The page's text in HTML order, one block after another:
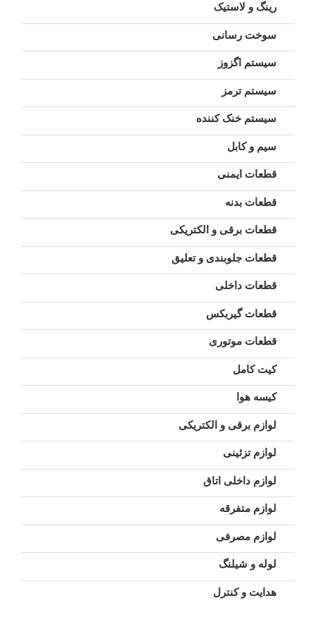
رینگ و لاستیک
سوخت رسانی
سیستم اگزوز
سیستم ترمز
سیستم خنک کننده
سیم و کابل
قطعات ایمنی
قطعات بدنه
قطعات برقی و الکتریکی
قطعات جلوبندی و تعلیق
قطعات داخلی
قطعات گیربکس
قطعات موتوری
کیت کامل
کیسه هوا
لوازم برقی و الکتریکی
لوازم تزئینی
لوازم داخلی اتاق
لوازم متفرقه
لوازم مصرفی
لوله و شیلنگ
هدایت و کنترل